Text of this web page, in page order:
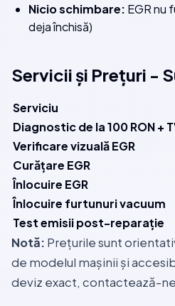
Nicio schimbare: EGR nu
deja închisă)
Servicii și Prețuri -
Serviciu
Diagnostic de la 100 RON +
Verificare vizuală EGR
Curățare EGR
Înlocuire EGR
Înlocuire furtunuri vacuum
Test emisii post-reparație
Notă: Prețurile sunt
de modelul mașinii și
deviz exact, contactează-